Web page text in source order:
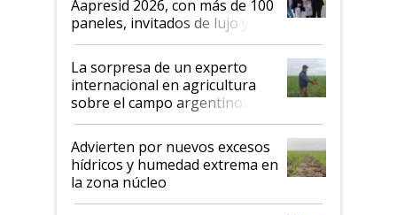
años"
Aapresid 2026, con más de 100
paneles, invitados de lujo y
todas las tendencias
La sorpresa de un experto
internacional en agricultura
sobre el campo argentino:
"Estoy muy impresionado"
Advierten por nuevos excesos
hídricos y humedad extrema en
la zona núcleo